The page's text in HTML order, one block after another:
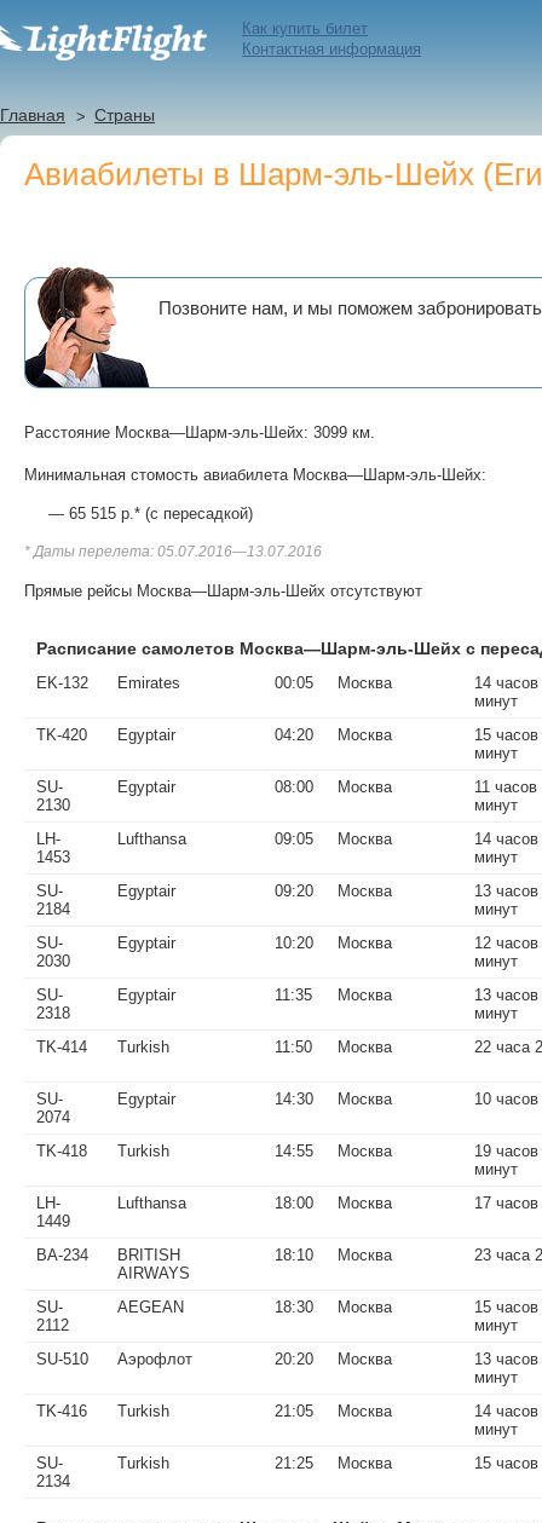
Как купить билет
Контактная информация
Главная Страны
Авиабилеты в Шарм-эль-Шейх
Позвоните нам, и мы поможем
Расстояние Москва—Шарм-эль-Шейх: 3099 км.
Минимальная стомость авиабилета Москва—Шарм-эль-Шейх:
— 65 515 р.* (с пересадкой)
* Даты перелета: 05.07.2016—13.07.2016
Прямые рейсы Москва—Шарм-эль-Шейх отсутствуют
Расписание самолетов Москва—Шарм-эль-Шейх с
EK-132 Emirates 00:05 Москва
14 часов
минут
TK-420
Egyptair 04:20 Москва
15 часов
минут
SU-
2130
Egyptair 08:00 Москва
11 часов
минут
LH-
1453
Lufthansa 09:05 Москва
14 часов
минут
SU-
2184
Egyptair 09:20 Москва
13 часов
минут
SU-
2030
Egyptair 10:20 Москва
12 часов
минут
SU-
2318
Egyptair 11:35 Москва
13 часов
минут
TK-414
Turkish 11:50 Москва 22 часа
SU-
2074
Egyptair 14:30 Москва 10 часов
TK-418 Turkish 14:55 Москва
19 часов
минут
LH-
1449
Lufthansa 18:00 Москва 17 часов
BA-234
BRITISH
AIRWAYS
18:10 Москва 23 часа
SU-
2112
AEGEAN 18:30 Москва
15 часов
минут
SU-510
Аэрофлот 20:20 Москва
13 часов
минут
TK-416
Turkish 21:05 Москва
14 часов
минут
SU-
2134
Turkish 21:25 Москва 15